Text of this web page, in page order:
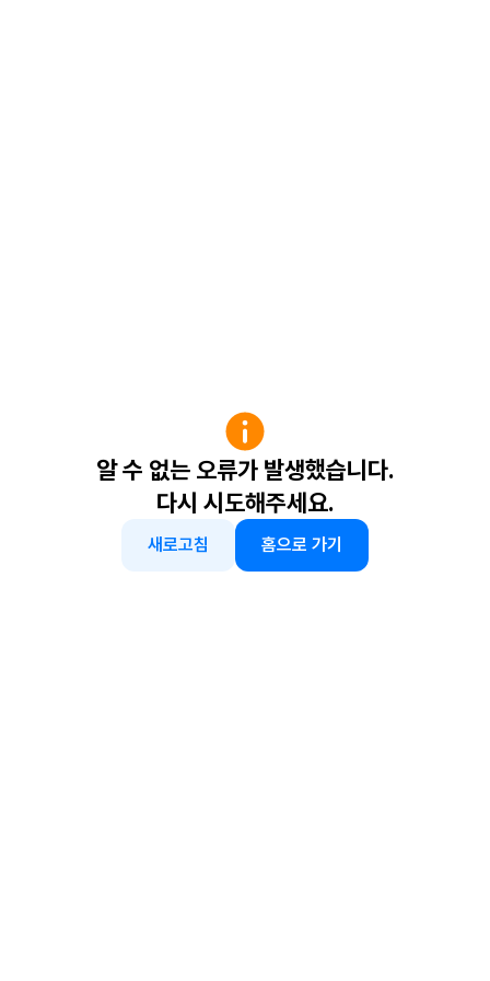
알 수 없는 오류가 발생했습니다.
다시 시도해주세요.
새로고침 홈으로 가기